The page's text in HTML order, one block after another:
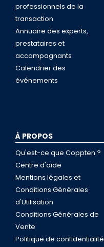
professionnels de la
transaction
Annuaire des experts,
prestataires et
accompagnants
Calendrier des
événements
À PROPOS
Qu'est-ce que Coppten ?
Centre d'aide
Mentions légales et
Conditions Générales
d'Utilisation
Conditions Générales de
Vente
Politique de confidentialité